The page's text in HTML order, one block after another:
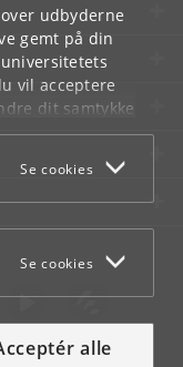
udbyderne
gemt på din
vil acceptere
dit samtykke
du finder i
Se cookies
Se cookies
alle